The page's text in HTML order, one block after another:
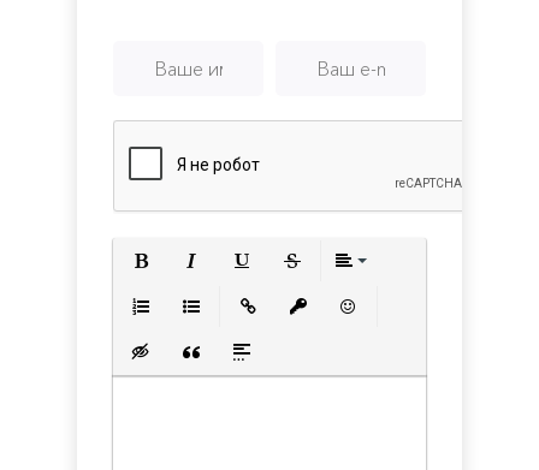
Вставка скрытого текста
Вставка цитаты
Вставка спойлера